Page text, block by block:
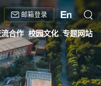
邮箱登录
合作 校园文化 专题网站